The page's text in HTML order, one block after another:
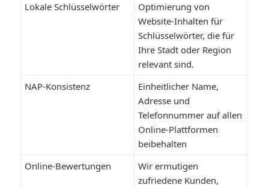
Lokale Schlüsselwörter
Optimierung von
Website-Inhalten für
Schlüsselwörter, die für
Ihre Stadt oder Region
relevant sind.
NAP-Konsistenz
Einheitlicher Name,
Adresse und
Telefonnummer auf allen
Online-Plattformen
beibehalten
Online-Bewertungen
Wir ermutigen
zufriedene Kunden,